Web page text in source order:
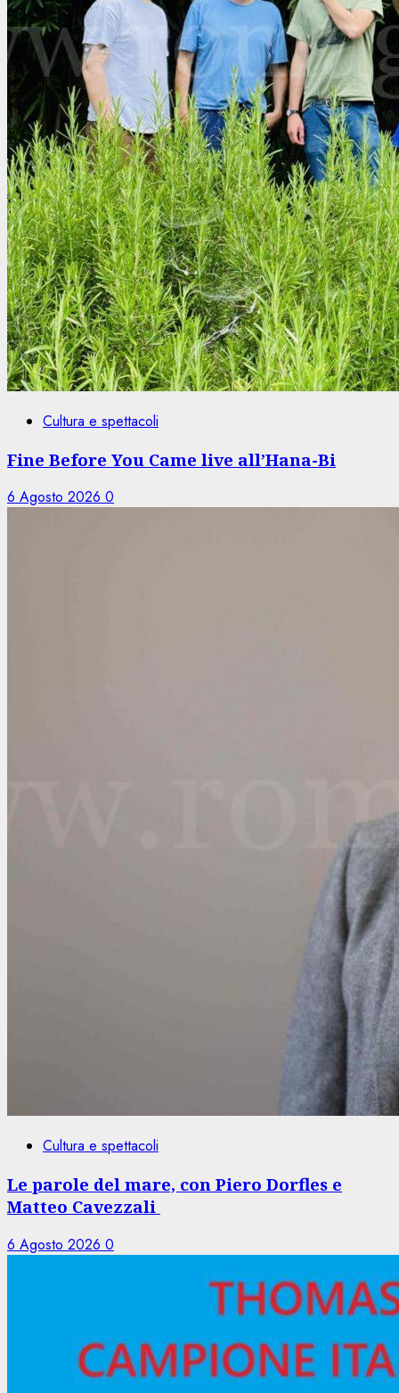
Cultura e spettacoli
Fine Before You Came live all’Hana-Bi
6 Agosto 2026 0
Cultura e spettacoli
Le parole del mare, con Piero Dorfles e
Matteo Cavezzali
6 Agosto 2026 0